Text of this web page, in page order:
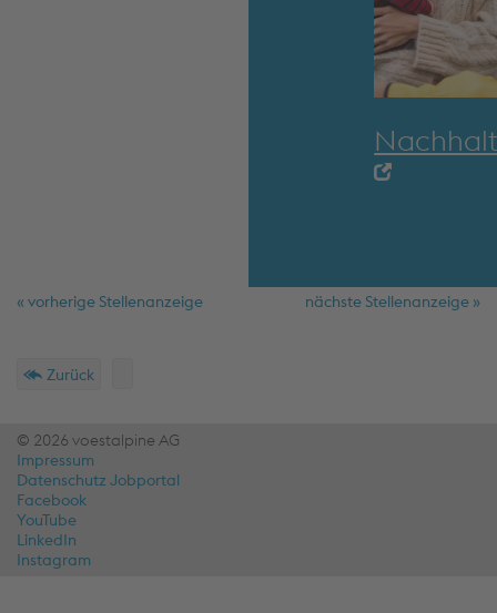
« vorherige Stellenanzeige nächste Stellenanzeige »
Zurück
© 2026 voestalpine AG
Impressum
Datenschutz Jobportal
Facebook
YouTube
LinkedIn
Instagram